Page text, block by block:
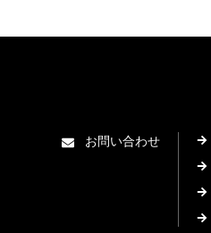
お問い合わせ